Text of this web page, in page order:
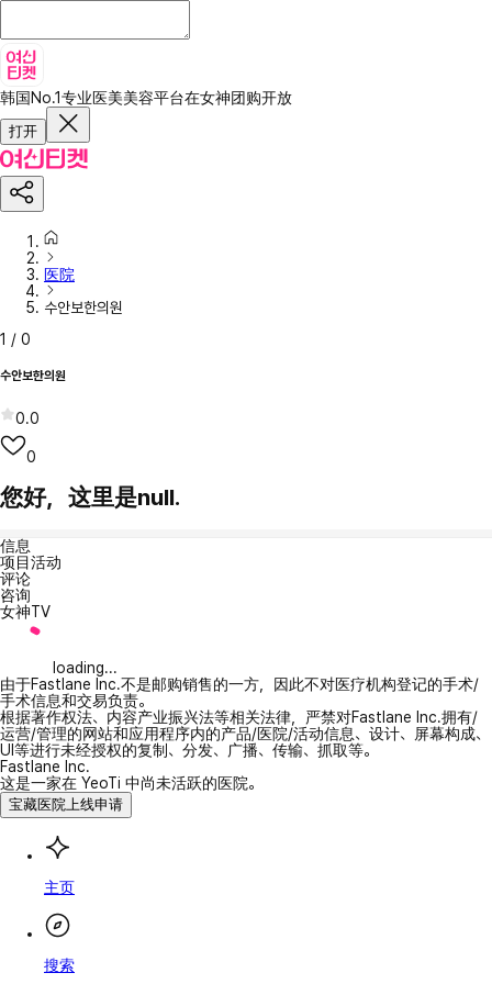
韩国No.1专业医美美容平台在女神团购开放
打开
医院
수안보한의원
1 / 0
수안보한의원
0.0
0
您好，这里是null.
信息
项目活动
评论
咨询
女神TV
loading...
由于Fastlane Inc.不是邮购销售的一方，因此不对医疗机构登记的手术/
手术信息和交易负责。
根据著作权法、内容产业振兴法等相关法律，严禁对Fastlane Inc.拥有/
运营/管理的网站和应用程序内的产品/医院/活动信息、设计、屏幕构成、
UI等进行未经授权的复制、分发、广播、传输、抓取等。
Fastlane Inc.
这是一家在 YeoTi 中尚未活跃的医院。
宝藏医院上线申请
主页
搜索